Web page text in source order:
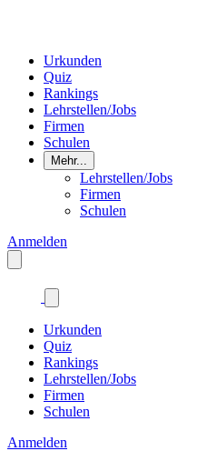
Urkunden
Quiz
Rankings
Lehrstellen/Jobs
Firmen
Schulen
Mehr...
Lehrstellen/Jobs
Firmen
Schulen
Anmelden
Urkunden
Quiz
Rankings
Lehrstellen/Jobs
Firmen
Schulen
Anmelden